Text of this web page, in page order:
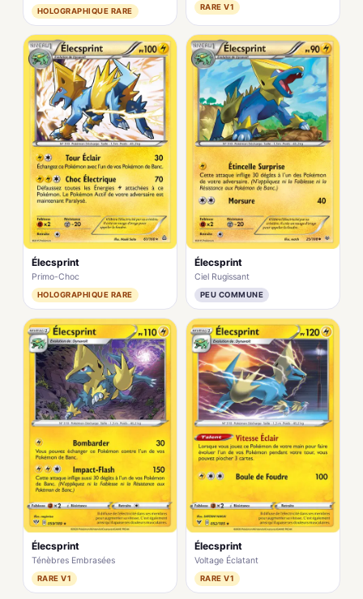
HOLOGRAPHIQUE RARE RARE V1
Élecsprint
Primo-Choc
HOLOGRAPHIQUE RARE
Élecsprint
Ciel Rugissant
PEU COMMUNE
Élecsprint
Ténèbres Embrasées
RARE V1
Élecsprint
Voltage Éclatant
RARE V1